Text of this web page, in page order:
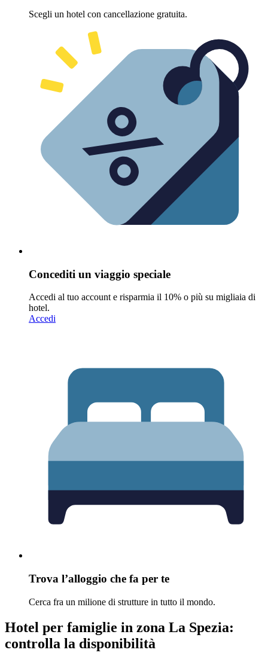
Scegli un hotel con cancellazione gratuita.
Concediti un viaggio speciale
Accedi al tuo account e risparmia il 10% o più su migliaia di
hotel.
Accedi
Trova l’alloggio che fa per te
Cerca fra un milione di strutture in tutto il mondo.
Hotel per famiglie in zona La Spezia:
controlla la disponibilità